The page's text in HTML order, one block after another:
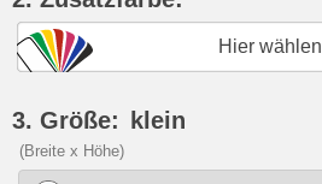
Hier wählen
3. Größe: klein
(Breite x Höhe)